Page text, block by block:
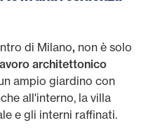
di Milano, non è solo
architettonico
ampio giardino con
all'interno, la villa
e gli interni raffinati.